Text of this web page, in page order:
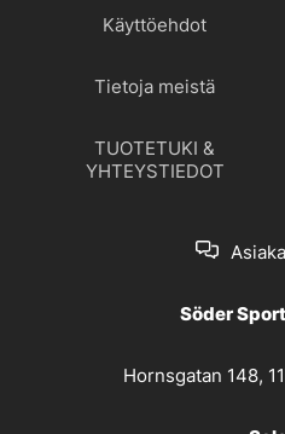
Käyttöehdot
Tietoja meistä
TUOTETUKI &
YHTEYSTIEDOT
Söder
Hornsgatan 148,